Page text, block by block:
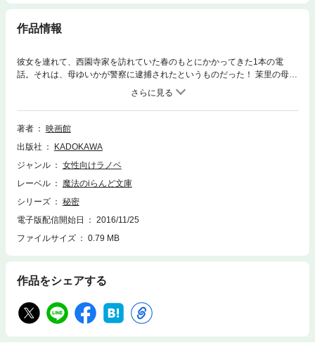
作品情報
彼女を連れて、西園寺家を訪れていた春のもとにかかってきた1本の電
話。それは、母ゆいかが警察に逮捕されたというものだった！ 茉里の母ま
りかは、娘が新城に拉致されたと警察に訴え、新城家の子供達を暗殺しよ
うと画策していた。密人は、「全身全霊をかけて茉里を守る」と誓うが、
2人を巻き込み、ゆいかの凄惨な過去が呼び起こされようとしていた―
―。
著者
映画館
出版社
KADOKAWA
ジャンル
女性向けラノベ
レーベル
魔法のiらんど文庫
シリーズ
秘密
電子版配信開始日
2016/11/25
ファイルサイズ
0.79 MB
作品をシェアする